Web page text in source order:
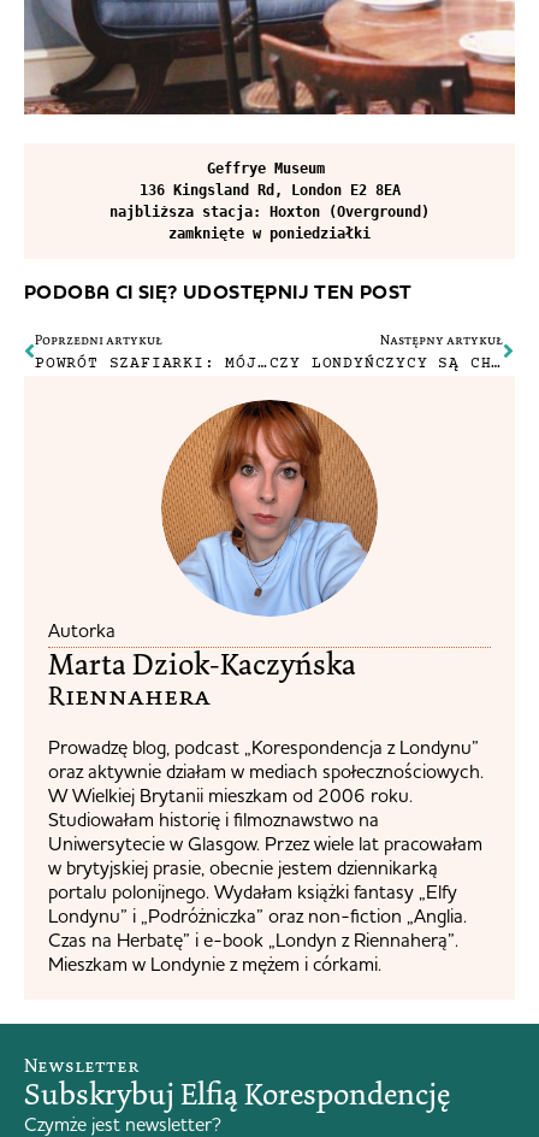
Geffrye Museum
136 Kingsland Rd, London E2 8EA
najbliższa stacja: Hoxton (Overground)
zamknięte w poniedziałki
PODOBA CI SIĘ? UDOSTĘPNIJ TEN POST
Poprzedni artykuł
POWRÓT SZAFIARKI: MÓJ ZESTAW NA JESIEŃ
Następny artykuł
CZY LONDYŃCZYCY SĄ CHAMSCY?
Autorka
Marta Dziok-Kaczyńska
Riennahera​
Prowadzę blog, podcast „Korespondencja z Londynu”
oraz aktywnie działam w mediach społecznościowych.
W Wielkiej Brytanii mieszkam od 2006 roku.
Studiowałam historię i filmoznawstwo na
Uniwersytecie w Glasgow. Przez wiele lat pracowałam
w brytyjskiej prasie, obecnie jestem dziennikarką
portalu polonijnego. Wydałam książki fantasy „Elfy
Londynu” i „Podróżniczka” oraz non-fiction „Anglia.
Czas na Herbatę” i e-book „Londyn z Riennaherą”.
Mieszkam w Londynie z mężem i córkami.
Newsletter
Subskrybuj Elfią Korespondencję
Czymże jest newsletter?